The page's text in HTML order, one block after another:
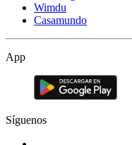
Wimdu
Casamundo
App
Síguenos